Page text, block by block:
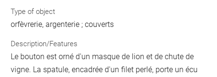
Type of object
orfèvrerie, argenterie ; couverts
Description/Features
Le bouton est orné d'un masque de lion et de chute de
vigne. La spatule, encadrée d'un filet perlé, porte un écu